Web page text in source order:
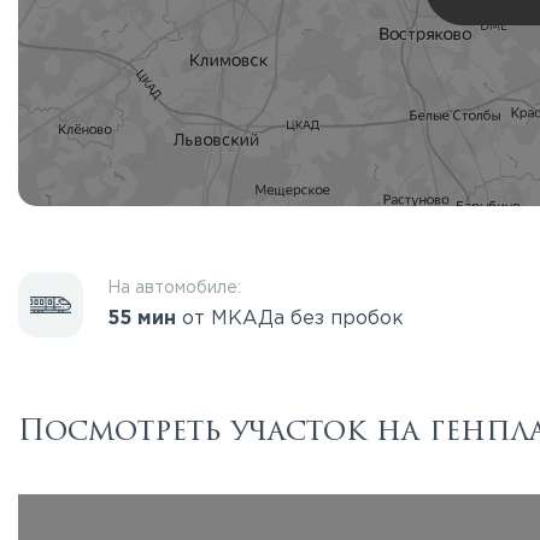
На автомобиле:
55 мин от МКАДа без пробок
Посмотреть участок на